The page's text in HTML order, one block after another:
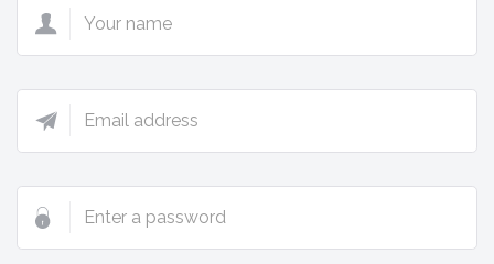
Your
Enter